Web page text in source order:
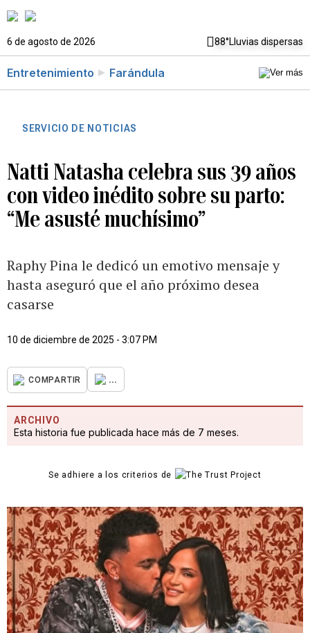
6 de agosto de 2026 88°Lluvias dispersas
Entretenimiento Farándula
SERVICIO DE NOTICIAS
Natti Natasha celebra sus 39 años
con video inédito sobre su parto:
“Me asusté muchísimo”
Raphy Pina le dedicó un emotivo mensaje y
hasta aseguró que el año próximo desea
casarse
10 de diciembre de 2025 - 3:07 PM
COMPARTIR ...
ARCHIVO
Esta historia fue publicada hace más de 7 meses.
Se adhiere a los criterios de